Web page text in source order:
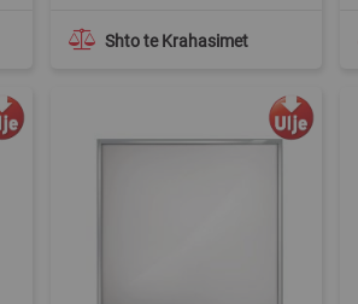
Shto te Krahasimet